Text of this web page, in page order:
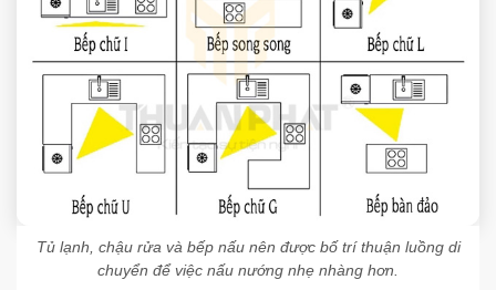
Tủ lạnh, chậu rửa và bếp nấu nên được bố trí thuận luồng di
chuyển để việc nấu nướng nhẹ nhàng hơn.